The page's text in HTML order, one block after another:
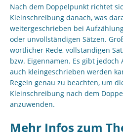
Nach dem Doppelpunkt richtet
Kleinschreibung danach, was
weitergeschrieben bei
oder unvollständigen Sätzen.
wörtlicher Rede, vollständigen
bzw. Eigennamen. Es gibt jedoch
auch kleingeschrieben werden
Regeln genau zu beachten, um
Kleinschreibung nach dem
anzuwenden.
Mehr Infos zum